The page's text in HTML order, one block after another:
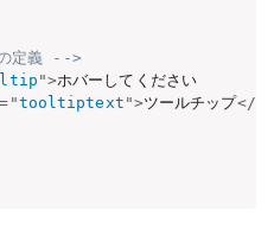
定義 -->
">ホバーしてください
= "tooltiptext ">ツールチップ</